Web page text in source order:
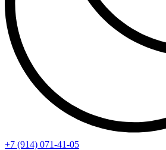
+7 (914) 071-41-05